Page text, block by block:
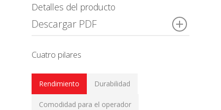
Detalles del producto
Descargar PDF
Cuatro pilares
Rendimiento Durabilidad
Comodidad para el operador